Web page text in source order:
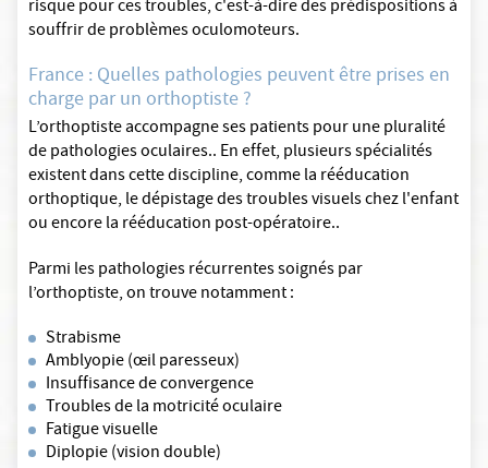
risque pour ces troubles, c'est-à-dire des prédispositions à
souffrir de problèmes oculomoteurs.
France : Quelles pathologies peuvent être prises en
charge par un orthoptiste ?
L’orthoptiste accompagne ses patients pour une pluralité
de pathologies oculaires.. En effet, plusieurs spécialités
existent dans cette discipline, comme la rééducation
orthoptique, le dépistage des troubles visuels chez l'enfant
ou encore la rééducation post-opératoire..
Parmi les pathologies récurrentes soignés par
l’orthoptiste, on trouve notamment :
Strabisme
Amblyopie (œil paresseux)
Insuffisance de convergence
Troubles de la motricité oculaire
Fatigue visuelle
Diplopie (vision double)